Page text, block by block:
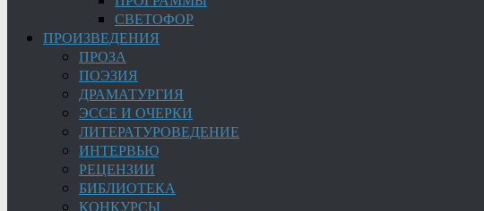
СВЕТОФОР
ПРОИЗВЕДЕНИЯ
ПРОЗА
ПОЭЗИЯ
ДРАМАТУРГИЯ
ЭССЕ И ОЧЕРКИ
ЛИТЕРАТУРОВЕДЕНИЕ
ИНТЕРВЬЮ
РЕЦЕНЗИИ
БИБЛИОТЕКА
КОНКУРСЫ